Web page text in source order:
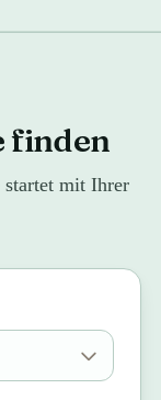
finden
startet mit Ihrer